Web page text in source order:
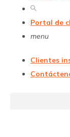
Portal de
menu
Clientes